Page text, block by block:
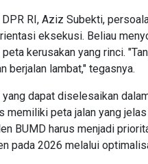
RI, Aziz Subekti,
eksekusi. Beliau
kerusakan yang rinci.
berjalan lambat," tegasnya.
dapat diselesaikan
memiliki peta jalan yang
BUMD harus menjadi
pada 2026 melalui